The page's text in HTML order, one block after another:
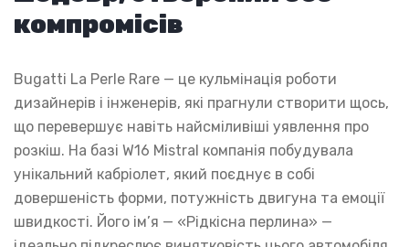
компромісів
Bugatti La Perle Rare — це кульмінація роботи
дизайнерів і інженерів, які прагнули створити щось,
що перевершує навіть найсміливіші уявлення про
розкіш. На базі W16 Mistral компанія побудувала
унікальний кабріолет, який поєднує в собі
довершеність форми, потужність двигуна та емоції
швидкості. Його ім’я — «Рідкісна перлина» —